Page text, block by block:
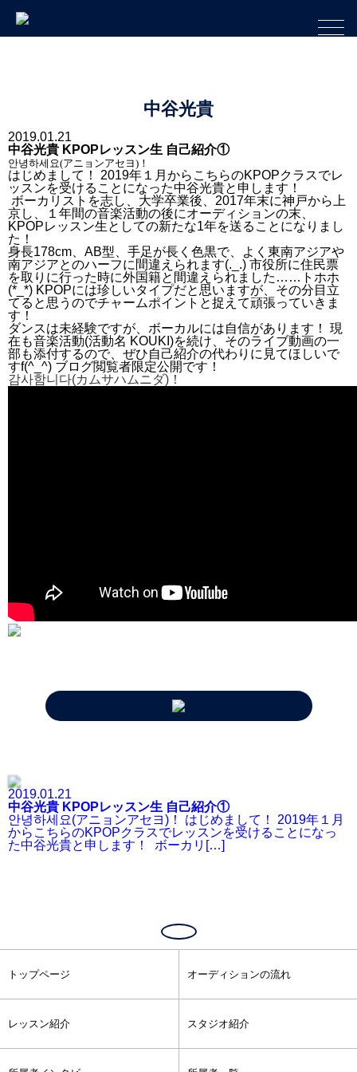
中谷光貴
2019.01.21
中谷光貴 KPOPレッスン生 自己紹介①
안녕하세요(アニョンアセヨ)！
はじめまして！ 2019年１月からこちらのKPOPクラスでレ
ッスンを受けることになった中谷光貴と申します！
ボーカリストを志し、大学卒業後、2017年末に神戸から上
京し、１年間の音楽活動の後にオーディションの末、
KPOPレッスン生としての新たな1年を送ることになりまし
た！
身長178cm、AB型、手足が長く色黒で、よく東南アジアや
南アジアとのハーフに間違えられます(._.) 市役所に住民票
を取りに行った時に外国籍と間違えられました……トホホ
(*_*) KPOPには珍しいタイプだと思いますが、その分目立
てると思うのでチャームポイントと捉えて頑張っていきま
す！
ダンスは未経験ですが、ボーカルには自信があります！ 現
在も音楽活動(活動名 KOUKI)を続け、そのライブ動画の一
部も添付するので、ぜひ自己紹介の代わりに見てほしいで
すf(^_^) ブログ閲覧者限定公開です！
감사함니다(カムサハムニダ)！
2019.01.21
中谷光貴 KPOPレッスン生 自己紹介①
안녕하세요(アニョンアセヨ)！ はじめまして！ 2019年１月
からこちらのKPOPクラスでレッスンを受けることになっ
た中谷光貴と申します！ ボーカリ[…]
トップページ オーディションの流れ
レッスン紹介 スタジオ紹介